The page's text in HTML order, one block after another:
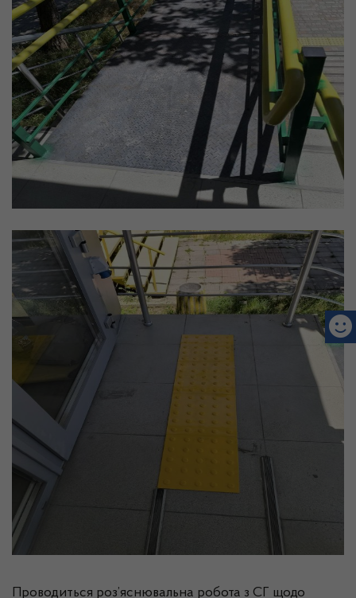
Проводиться роз’яснювальна робота з СГ щодо